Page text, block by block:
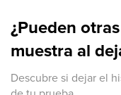
¿Pueden
muestra al
Descubre si dejar el